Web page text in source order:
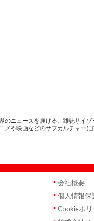
ニュースを届ける、雑誌サイ
や映画などのサブカルチャーに
会社概要
個人情報保
Cookieポリ